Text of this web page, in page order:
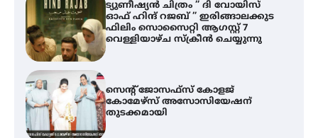
ട്യുണീഷ്യൻ ചിത്രം ” ദി വോയിസ്
ഓഫ് ഹിന്ദ് റജബ് ” ഇരിങ്ങാലക്കുട
ഫിലിം സൊസൈറ്റി ആഗസ്റ്റ് 7
വെള്ളിയാഴ്ച സ്‌ക്രീൻ ചെയ്യുന്നു
സെന്റ് ജോസഫ്സ് കോളജ്
കോമേഴ്‌സ് അസോസിയേഷന്
തുടക്കമായി